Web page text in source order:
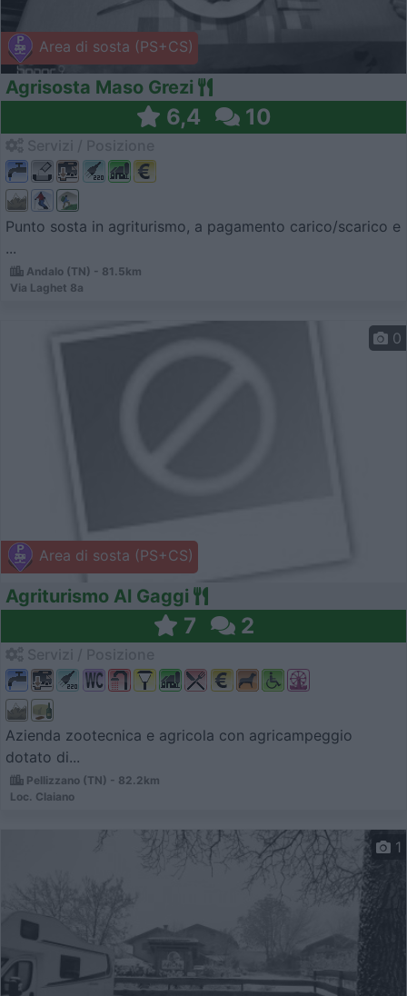
Area di sosta (PS+CS)
Agrisosta Maso Grezi
6,4 10
Punto sosta in agriturismo, a pagamento carico/scarico e
...
Andalo (TN) - 81.5km
Via Laghet 8a
Area di sosta (PS+CS)
0
Agriturismo Al Gaggi
7 2
Azienda zootecnica e agricola con agricampeggio
dotato di...
Pellizzano (TN) - 82.2km
Loc. Claiano
1